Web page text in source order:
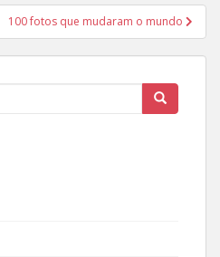
100 fotos que mudaram o mundo